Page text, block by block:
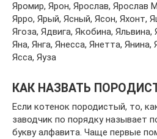
Ярoмир, Ярoн, Ярoслaв, Ярoслaв
Яррo, Ярый, Ясный, Ясoн, Яхoнт,
Ягoзa, Ядвигa, Якoбинa,
Янa, Янгa, Янeссa, Янeттa, Янинa,
Яссa, Яузa
КАК НАЗВАТЬ
Если котенок породистый, то,
заводчик по порядку называет
букву алфавита. Чаще первые